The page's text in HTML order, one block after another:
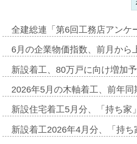
全建総連「第6回工務店アン
6月の企業物価指数、前月か
新設着工、80万戸に向け増加
2026年5月の木軸着工、前年
新設住宅着工5月分、「持ち
新設着工2026年4月分、「持